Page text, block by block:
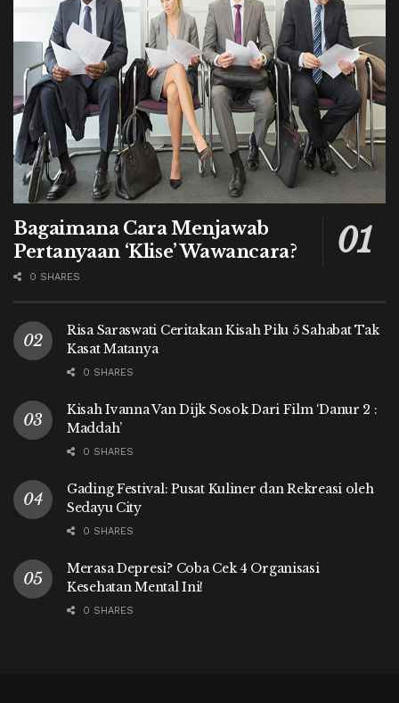
Bagaimana Cara Menjawab
Pertanyaan ‘Klise’ Wawancara?
0 SHARES
Risa Saraswati Ceritakan Kisah Pilu 5 Sahabat Tak
Kasat Matanya
0 SHARES
Kisah Ivanna Van Dijk Sosok Dari Film ‘Danur 2 :
Maddah’
0 SHARES
Gading Festival: Pusat Kuliner dan Rekreasi oleh
Sedayu City
0 SHARES
Merasa Depresi? Coba Cek 4 Organisasi
Kesehatan Mental Ini!
0 SHARES